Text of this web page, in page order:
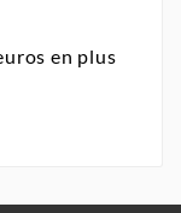
en plus